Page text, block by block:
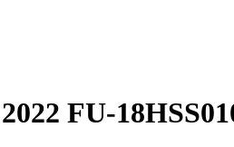
FU-